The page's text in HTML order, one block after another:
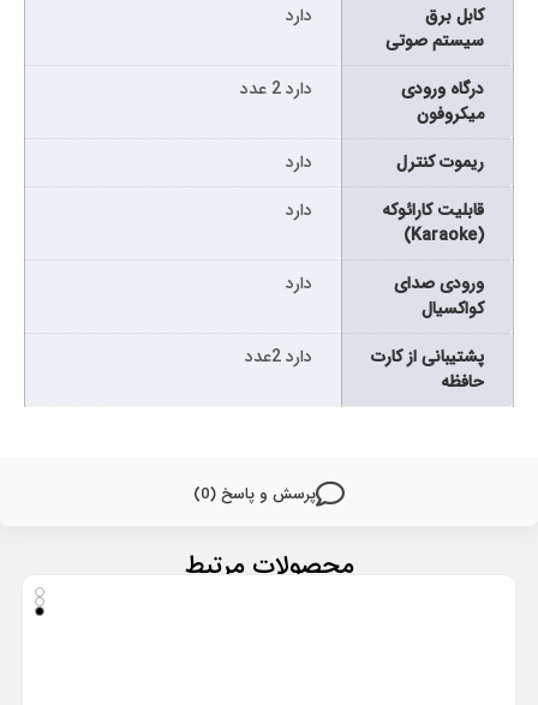
پرسش و پاسخ (0)
کابل برق
سیستم صوتی
دارد
درگاه ورودی
میکروفون
دارد 2 عدد
ریموت کنترل
دارد
قابلیت کارائوکه
(Karaoke)
دارد
ورودی صدای
کواکسیال
دارد
پشتیبانی از کارت
حافظه
دارد 2عدد
محصولات مرتبط